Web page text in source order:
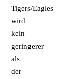
Tigers/Eagles
wird
kein
geringerer
als
der